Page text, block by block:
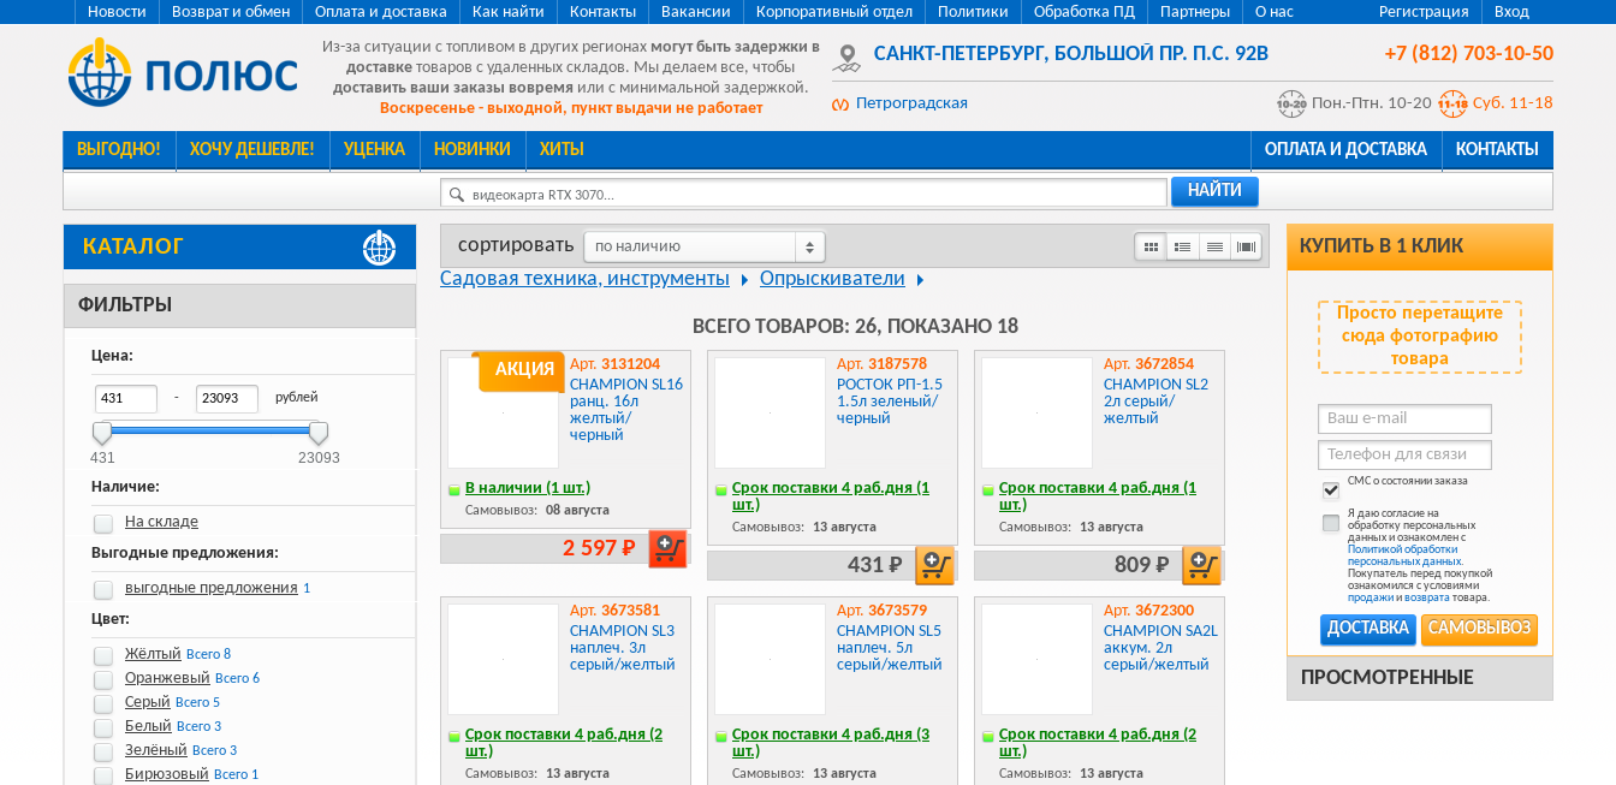
Регистрация Вход
Новости Возврат и обмен Оплата и доставка Как найти Контакты Вакансии Корпоративный отдел Политики Обработка ПД Партнеры
О нас
Из-за ситуации с топливом в других регионах могут быть задержки в
доставке товаров с удаленных складов. Мы делаем все, чтобы
доставить ваши заказы вовремя или с минимальной задержкой.
Воскресенье - выходной, пункт выдачи не работает
САНКТ-ПЕТЕРБУРГ, БОЛЬШОЙ ПР. П.С. 92В +7 (812) 703-10-50
Петроградская Пон.-Птн. 10-20 Суб. 11-18
ВЫГОДНО! ХОЧУ ДЕШЕВЛЕ! УЦЕНКА НОВИНКИ ХИТЫ ОПЛАТА И ДОСТАВКА КОНТАКТЫ
видеокарта RTX 3070... НАЙТИ
КАТАЛОГ
ФИЛЬТРЫ
Цена:
- рублей
431 23093
Наличие:
На складе
Выгодные предложения:
выгодные предложения 1
Цвет:
Жёлтый Всего 8
Оранжевый Всего 6
Серый Всего 5
Белый Всего 3
Зелёный Всего 3
Бирюзовый Всего 1
КУПИТЬ В 1 КЛИК
Просто перетащите
сюда фотографию
товара
СМС о состоянии заказа
Я даю согласие на
обработку персональных
данных и ознакомлен с
Политикой обработки
персональных данных.
Покупатель перед покупкой
ознакомился с условиями
продажиивозврататовара.
САМОВЫВОЗ
ДОСТАВКА
ПРОСМОТРЕННЫЕ
сортировать по наличию
Садовая техника, инструменты Опрыскиватели
ВСЕГО ТОВАРОВ: 26, ПОКАЗАНО 18
АКЦИЯ Арт. 3131204
CHAMPION SL16
ранц. 16л
желтый/
черный
В наличии (1 шт.)
Самовывоз: 08 августа
2 597 Р
Арт. 3187578
РОСТОК РП-1.5
1.5л зеленый/
черный
Срок поставки 4 раб.дня (1
шт.)
Самовывоз: 13 августа
431 Р
Арт. 3672854
CHAMPION SL2
2л серый/
желтый
Срок поставки 4 раб.дня (1
шт.)
Самовывоз: 13 августа
809 Р
Арт. 3673581
CHAMPION SL3
наплеч. 3л
серый/желтый
Срок поставки 4 раб.дня (2
шт.)
Самовывоз: 13 августа
Арт. 3673579
CHAMPION SL5
наплеч. 5л
серый/желтый
Срок поставки 4 раб.дня (3
шт.)
Самовывоз: 13 августа
Арт. 3672300
CHAMPION SA2L
аккум. 2л
серый/желтый
Срок поставки 4 раб.дня (2
шт.)
Самовывоз: 13 августа